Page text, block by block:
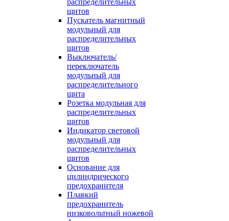
распределительных
щитов
Пускатель магнитный
модульный для
распределительных
щитов
Выключатель/
переключатель
модульный для
распределительного
щита
Розетка модульная для
распределительных
щитов
Индикатор световой
модульный для
распределительных
щитов
Основание для
цилиндрического
предохранителя
Плавкий
предохранитель
низковольтный ножевой